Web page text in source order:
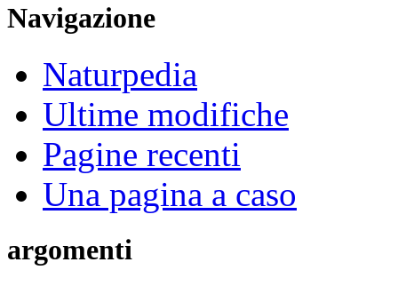
Navigazione
Naturpedia
Ultime modifiche
Pagine recenti
Una pagina a caso
argomenti